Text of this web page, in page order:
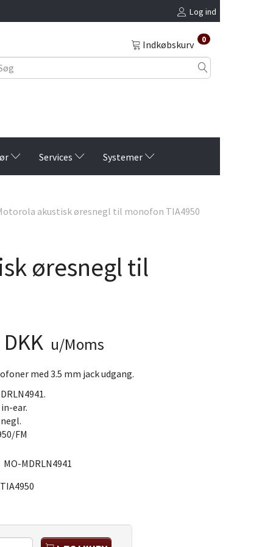
Log ind
Indkøbskurv 0
Services Systemer
akustisk øresnegl til monofon TIA4950
øresnegl til
u/Moms
med 3.5 mm jack udgang.
ear.
FM
MO-MDRLN4941
TIA4950